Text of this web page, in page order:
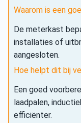
Waarom is een
De meterkast
installaties of
aangesloten.
Hoe helpt dit bij
Een goed
laadpalen,
efficiënter.